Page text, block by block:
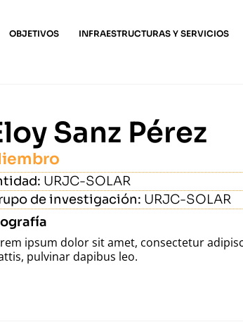
OBJETIVOS INFRAESTRUCTURAS Y SERVICIOS
Sanz Pérez
URJC-SOLAR
de investigación: URJC-SOLAR
ipsum dolor sit amet, consectetur
pulvinar dapibus leo.